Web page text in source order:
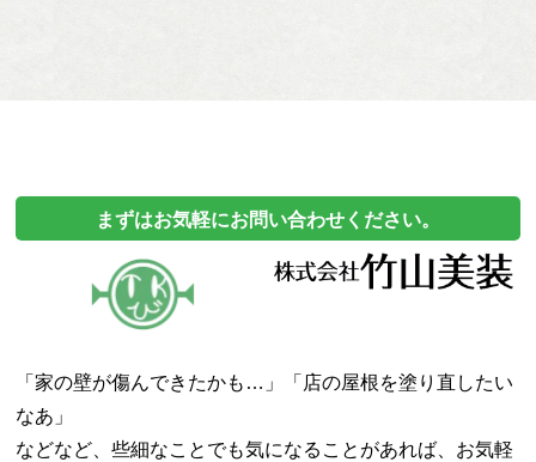
まずはお気軽にお問い合わせください。
「家の壁が傷んできたかも…」「店の屋根を塗り直したい
なあ」
などなど、些細なことでも気になることがあれば、 お気軽